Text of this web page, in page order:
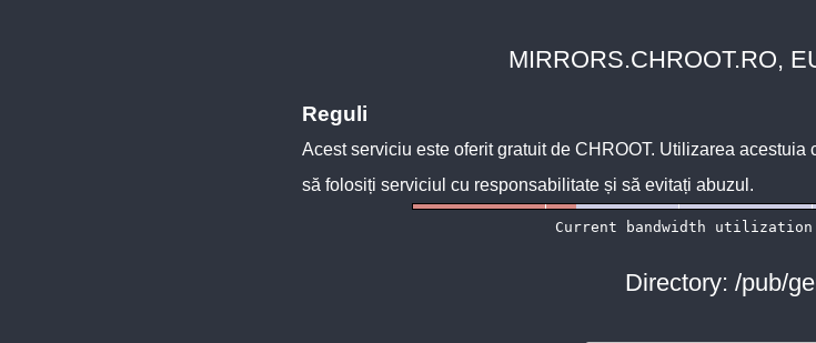
MIRRORS.CHROOT.RO,
Reguli
Acest serviciu este oferit gratuit de CHROOT. Utilizarea acestuia
să folosiți serviciul cu responsabilitate și să evitați abuzul.
Directory: /pub/